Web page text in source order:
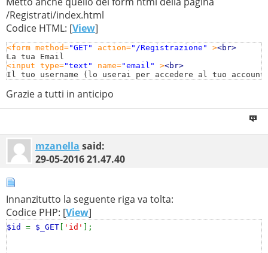
$password= "" ;// Mysql password
$db_name="my_theclashclan"
$tbl_name ="Utenti_Clan"
$db=mysql_connect($localhost,$username,$password);
mysql_select_db
$username= $_GET['username'
$password=$_GET['password'];
$nome_clan
$livello_clan=$_GET
$membri_clan=$_GET['membri_clan'
mysql_query
VALUES
('$email',' $username
/Registrati/index.html
Codice HTML: [View]
<form method="GET" action="/Registrazione" ><br>
<input type="text" name="email" ><br>
name=
<input type=
<input type="text" name="membri_clan"
<input type="submit" name=
Grazie a tutti in anticipo
mzanella said:
29-05-201621.47.40
Innanzitutto la seguente riga va tolta:
Codice PHP: [View]
$id = $_GET [ 'id' ];